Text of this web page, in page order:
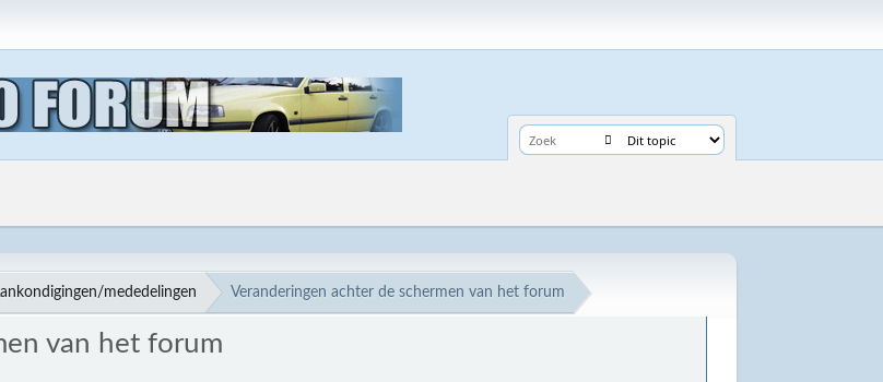
mededelingen Veranderingen achter de schermen van het forum
van het forum